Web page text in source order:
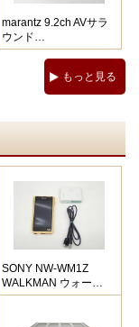
marantz 9.2ch AVサラ
ウンド…
もっと見る
SONY NW-WM1Z
WALKMAN ウォー…